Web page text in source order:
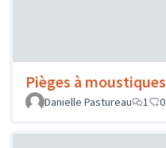
Pièges à moustiques
Danielle Pastureau
1 0